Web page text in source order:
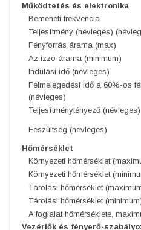
Működtetés és elektronika
Bemeneti frekvencia
Teljesítmény (névleges)
Fényforrás árama (max)
Az izzó árama (minimum)
Indulási idő (névleges)
Felmelegedési idő a 60%-os
(névleges)
Teljesítménytényező (névleges)
Feszültség (névleges)
Hőmérséklet
Környezeti hőmérséklet
Környezeti hőmérséklet
Tárolási hőmérséklet
Tárolási hőmérséklet
A foglalat hőmérséklete,
Vezérlők és fényerő-